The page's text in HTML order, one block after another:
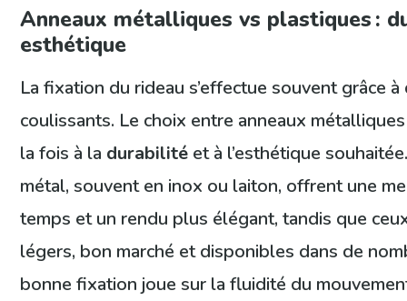
Anneaux métalliques vs plastiques :
esthétique
La fixation du rideau s’effectue souvent grâce
coulissants. Le choix entre anneaux
la fois à la durabilité et à l’esthétique
métal, souvent en inox ou laiton, offrent une
temps et un rendu plus élégant, tandis que
légers, bon marché et disponibles dans de
bonne fixation joue sur la fluidité du